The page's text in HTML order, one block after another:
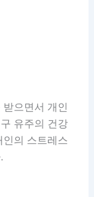
으면서 개인
유주의 건강
의 스트레스